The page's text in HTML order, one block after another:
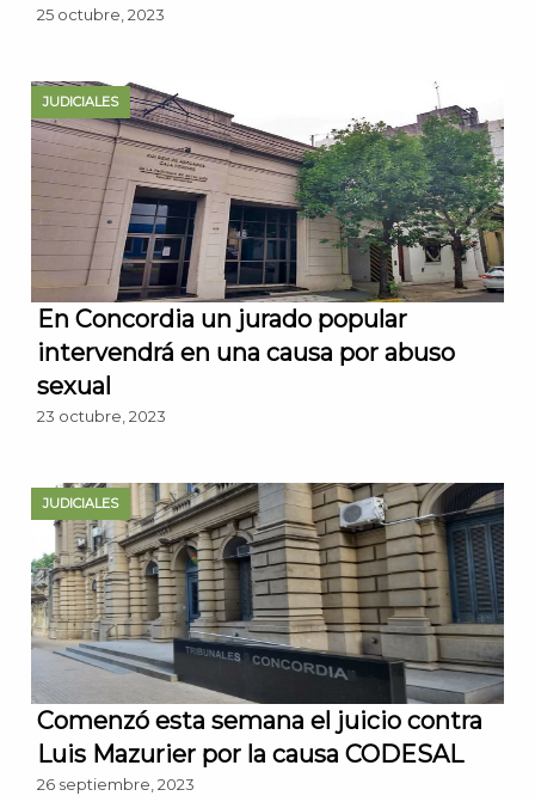
25 octubre, 2023
JUDICIALES
En Concordia un jurado popular
intervendrá en una causa por abuso
sexual
23 octubre, 2023
JUDICIALES
Comenzó esta semana el juicio contra
Luis Mazurier por la causa CODESAL
26 septiembre, 2023